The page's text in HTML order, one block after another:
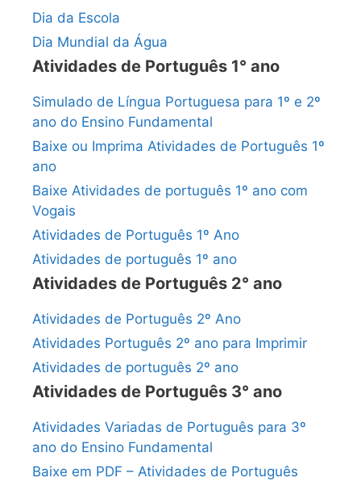
Dia da Escola
Dia Mundial da Água
Atividades de Português 1° ano
Simulado de Língua Portuguesa para 1º e 2º
ano do Ensino Fundamental
Baixe ou Imprima Atividades de Português 1º
ano
Baixe Atividades de português 1º ano com
Vogais
Atividades de Português 1º Ano
Atividades de português 1º ano
Atividades de Português 2° ano
Atividades de Português 2º Ano
Atividades Português 2º ano para Imprimir
Atividades de português 2º ano
Atividades de Português 3° ano
Atividades Variadas de Português para 3º
ano do Ensino Fundamental
Baixe em PDF – Atividades de Português